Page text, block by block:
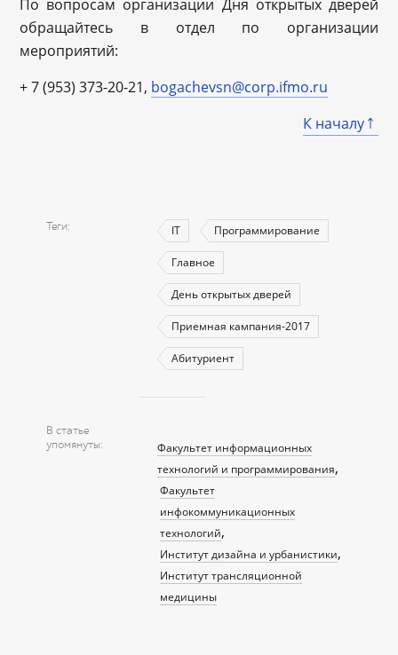
По вопросам организации Дня открытых дверей
обращайтесь в отдел по организации
мероприятий:
+ 7 (953) 373-20-21, bogachevsn@corp.ifmo.ru
К началу
Теги IT Программирование
Главное
День открытых дверей
Приемная кампания-2017
Абитуриент
В статье
упомянуты
Факультет информационных
технологий и программирования
Факультет
инфокоммуникационных
технологий
Институт дизайна и урбанистики
Институт трансляционной
медицины